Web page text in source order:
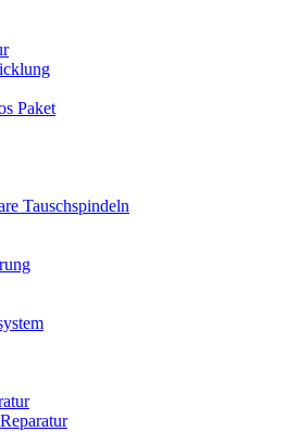
Paket
Tauschspindeln